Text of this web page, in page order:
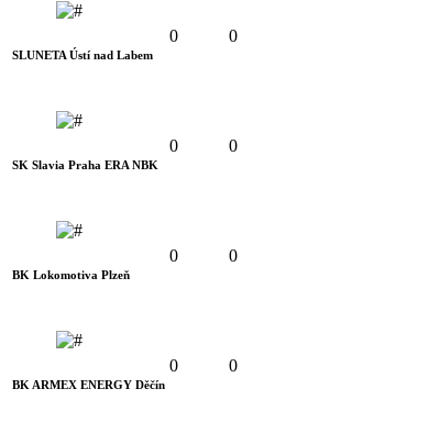
SLUNETA Ústí nad Labem
0 0
SK Slavia Praha ERA NBK
0 0
BK Lokomotiva Plzeň
0 0
BK ARMEX ENERGY Děčín
0 0